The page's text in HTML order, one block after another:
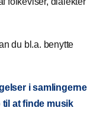
du bl.a. benytte
i samlingerne
til at finde musik